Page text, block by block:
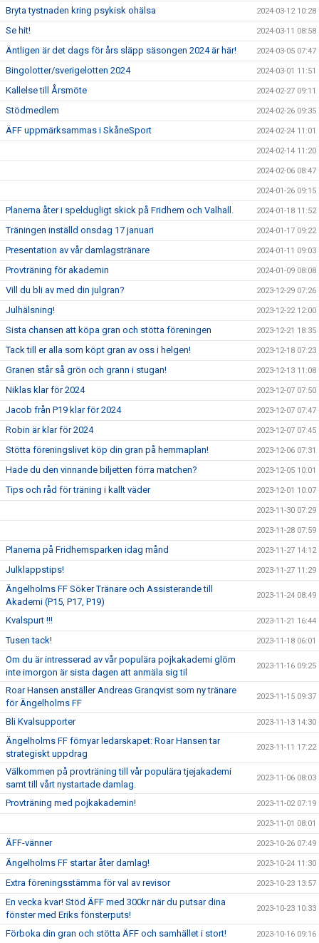
Bryta tystnaden kring psykisk ohälsa 2024-03-12 10:28
Se hit! 2024-03-11 08:58
Äntligen är det dags för års släpp säsongen 2024 är här! 2024-03-05 07:47
Bingolotter/sverigelotten 2024 2024-03-01 11:51
Kallelse till Årsmöte 2024-02-27 09:11
Stödmedlem 2024-02-26 09:35
ÄFF uppmärksammas i SkåneSport 2024-02-24 11:01
2024-02-14 11:20
2024-02-06 08:47
2024-01-26 09:15
Planerna åter i speldugligt skick på Fridhem och Valhall. 2024-01-18 11:52
Träningen inställd onsdag 17 januari 2024-01-17 09:22
Presentation av vår damlagstränare 2024-01-11 09:03
Provträning för akademin 2024-01-09 08:08
Vill du bli av med din julgran? 2023-12-29 07:26
Julhälsning! 2023-12-22 12:00
Sista chansen att köpa gran och stötta föreningen 2023-12-21 18:35
Tack till er alla som köpt gran av oss i helgen! 2023-12-18 07:23
Granen står så grön och grann i stugan! 2023-12-13 11:08
Niklas klar för 2024 2023-12-07 07:50
Jacob från P19 klar för 2024 2023-12-07 07:47
Robin är klar för 2024 2023-12-07 07:45
Stötta föreningslivet köp din gran på hemmaplan! 2023-12-06 07:31
Hade du den vinnande biljetten förra matchen? 2023-12-05 10:01
Tips och råd för träning i kallt väder 2023-12-01 10:07
2023-11-30 07:29
2023-11-28 07:59
Planerna på Fridhemsparken idag månd 2023-11-27 14:12
Julklappstips! 2023-11-27 11:29
Ängelholms FF Söker Tränare och Assisterande till
Akademi (P15, P17, P19)
2023-11-24 08:49
Kvalspurt !!! 2023-11-21 16:44
Tusen tack! 2023-11-18 06:01
Om du är intresserad av vår populära pojkakademi glöm
inte imorgon är sista dagen att anmäla sig til
2023-11-16 09:25
Roar Hansen anställer Andreas Granqvist som ny tränare
för Ängelholms FF
2023-11-15 09:37
Bli Kvalsupporter 2023-11-13 14:30
Ängelholms FF förnyar ledarskapet: Roar Hansen tar
strategiskt uppdrag
2023-11-11 17:22
Välkommen på provträning till vår populära tjejakademi
samt till vårt nystartade damlag.
2023-11-06 08:03
Provträning med pojkakademin! 2023-11-02 07:19
2023-11-01 08:01
ÄFF-vänner 2023-10-26 07:49
Ängelholms FF startar åter damlag! 2023-10-24 11:30
Extra föreningsstämma för val av revisor 2023-10-23 13:57
En vecka kvar! Stöd ÄFF med 300kr när du putsar dina
fönster med Eriks fönsterputs!
2023-10-23 10:33
Förboka din gran och stötta ÄFF och samhället i stort! 2023-10-16 09:16